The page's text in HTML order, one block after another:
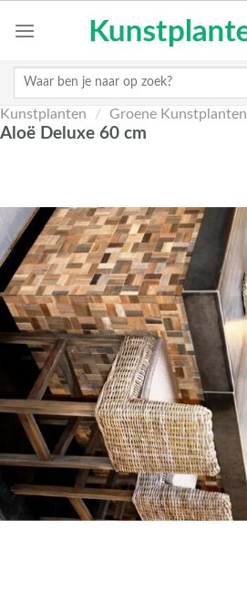
Zoeken
Kunstplanten / Groene Kunstplanten
Aloë Deluxe 60 cm